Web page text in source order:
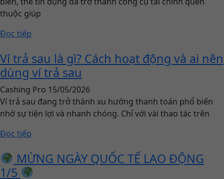
thuộc giúp
Đọc tiếp
Ví trả sau là gì? Cách hoạt động và ai nên
dùng ví trả sau
Cashing Pro 15/05/2026
Ví trả sau đang trở thành xu hướng thanh toán phổ biến
nhờ sự tiện lợi và nhanh chóng. Chỉ với vài thao tác trên
Đọc tiếp
MỪNG NGÀY QUỐC TẾ LAO ĐỘNG
1/5